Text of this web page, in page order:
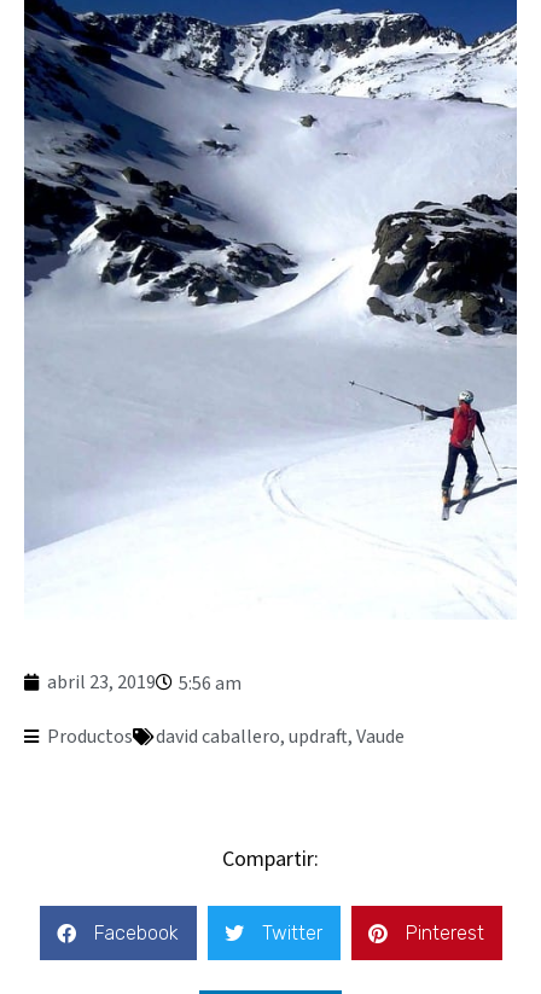
abril 23, 2019 5:56 am
Productos david caballero, updraft, Vaude
Compartir:
Facebook Twitter Pinterest